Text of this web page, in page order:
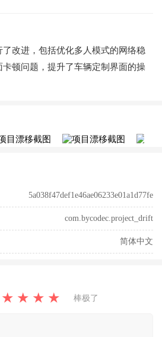
改进，包括优化多人模式的网络稳
顿问题，提升了车辆定制界面的操
5a038f47def1e46ae06233e01a1d77fe
com.bycodec.project_drift
简体中文
★ ★ ★ ★ 棒极了